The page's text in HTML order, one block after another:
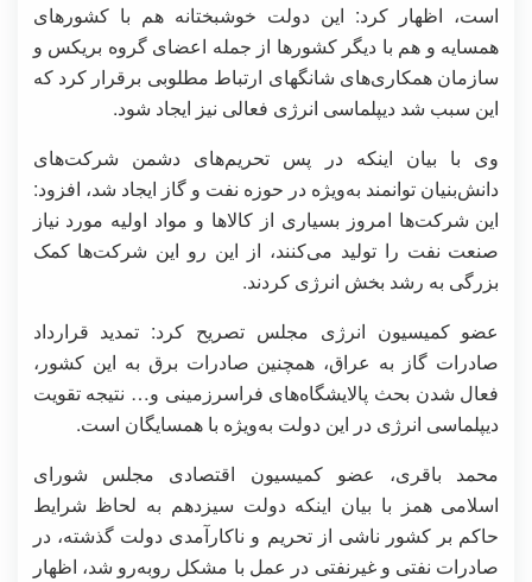
است، اظهار کرد: این دولت خوشبختانه هم با کشورهای
همسایه و هم با دیگر کشورها از جمله اعضای گروه بریکس و
سازمان همکاری‌های شانگهای ارتباط مطلوبی برقرار کرد که
این سبب شد دیپلماسی انرژی فعالی نیز ایجاد شود.
وی با بیان اینکه در پس تحریم‌های دشمن شرکت‌های
دانش‌بنیان توانمند به‌ویژه در حوزه نفت و گاز ایجاد شد، افزود:
این شرکت‌ها امروز بسیاری از کالاها و مواد اولیه مورد نیاز
صنعت نفت را تولید می‌کنند، از این رو این شرکت‌ها کمک
بزرگی به رشد بخش انرژی کردند.
عضو کمیسیون انرژی مجلس تصریح کرد: تمدید قرارداد
صادرات گاز به عراق، همچنین صادرات برق به این کشور،
فعال شدن بحث پالایشگاه‌های فراسرزمینی و… نتیجه تقویت
دیپلماسی انرژی در این دولت به‌ویژه با همسایگان است.
محمد باقری، عضو کمیسیون اقتصادی مجلس شورای
اسلامی همز با بیان اینکه دولت سیزدهم به لحاظ شرایط
حاکم بر کشور ناشی از تحریم و ناکارآمدی دولت گذشته، در
صادرات نفتی و غیرنفتی در عمل با مشکل روبه‌رو شد، اظهار